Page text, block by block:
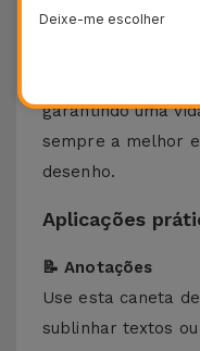
sempre em
🔄 7. Ponta
A ponta pode ser
garantindo uma
sempre a melhor
desenho.
Aplicações
📝 Anotações
Use esta caneta
sublinhar textos
Deixe-me escolher